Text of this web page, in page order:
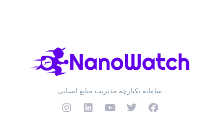
سامانه یکپارچه مدیریت منابع انسانی